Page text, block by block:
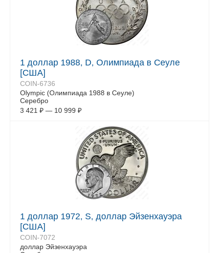
1 доллар 1988, D, Олимпиада в Сеуле
[США]
COIN-6736
Olympic (Олимпиада 1988 в Сеуле)
Серебро
3 421 ₽ — 10 999 ₽
1 доллар 1972, S, доллар Эйзенхауэра
[США]
COIN-7072
доллар Эйзенхауэра